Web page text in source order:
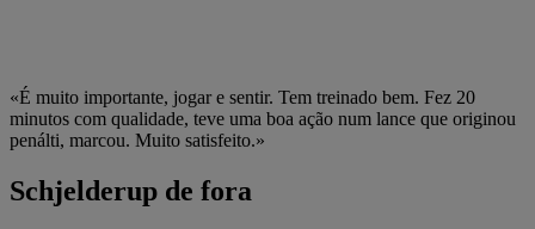
«É muito importante, jogar e sentir. Tem treinado bem. Fez 20
minutos com qualidade, teve uma boa ação num lance que originou
penálti, marcou. Muito satisfeito.»
Schjelderup de fora